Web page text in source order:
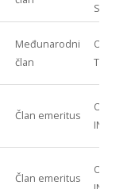
Međunarodni
član
ODJEL
Član emeritus
ODJEL
Član emeritus
ODJEL